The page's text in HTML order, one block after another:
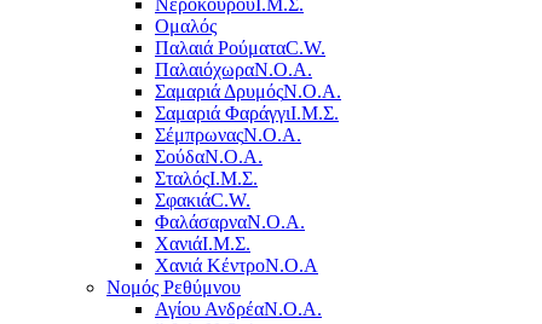
ΝεροκούρουΙ.Μ.Σ.
Ομαλός
Παλαιά ΡούματαC.W.
ΠαλαιόχωραΝ.Ο.Α.
Σαμαριά ΔρυμόςΝ.Ο.Α.
Σαμαριά ΦαράγγιΙ.Μ.Σ.
ΣέμπρωναςΝ.Ο.Α.
ΣούδαΝ.Ο.Α.
ΣταλόςΙ.Μ.Σ.
ΣφακιάC.W.
ΦαλάσαρναΝ.Ο.Α.
ΧανιάΙ.Μ.Σ.
Χανιά ΚέντροN.O.A
Νομός Ρεθύμνου
Αγίου ΑνδρέαΝ.Ο.Α.